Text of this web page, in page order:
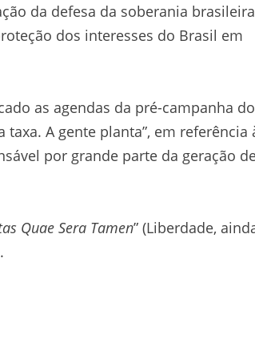
da defesa da soberania
dos interesses do Brasil em
as agendas da pré-campanha do
A gente planta”, em referência
por grande parte da geração
Quae Sera Tamen” (Liberdade,